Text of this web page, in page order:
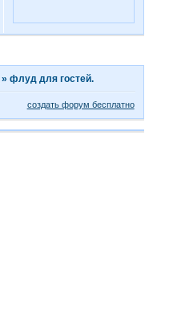
»флуд для гостей.
создать форум бесплатно